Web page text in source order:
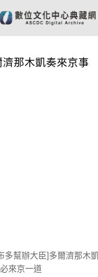
那木凱奏來京事
多幫辦大臣]多爾濟那木
來京一道